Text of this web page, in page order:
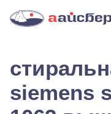
siemens